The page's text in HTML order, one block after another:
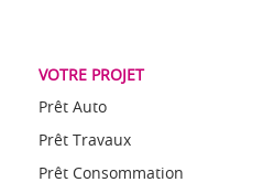
VOTRE PROJET
Prêt Auto
Prêt Travaux
Prêt Consommation